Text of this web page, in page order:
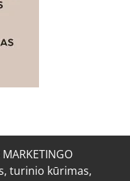
turinio kūrimas,